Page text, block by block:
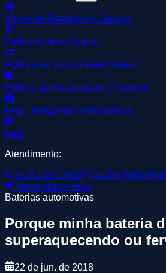
Vitrine de Baterias em Santos
Pedido Online Rápido
Política de Troca e Reembolso
Política de Privacidade e Cookies
FAQ - Perguntas e Respostas
Blog
Atendimento:
(013) 3307-3918
(013) 99608-
Voltar para o blog
Baterias automotivas
Porque minha bateria
superaquecendo ou
22 de jun. de 2018